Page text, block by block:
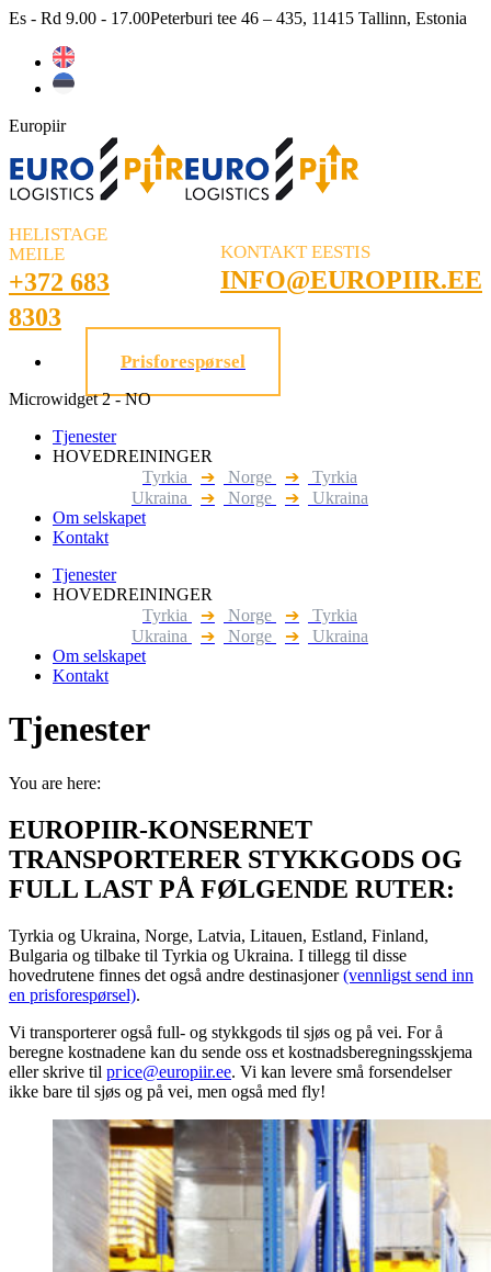
Skip
content
Es - Rd 9.00 - 17.00Peterburi tee 46 – 435, 11415 Tallinn, Estonia
Europiir
HELISTAGE
MEILE
+372 683
8303
KONTAKT EESTIS
INFO@EUROPIIR.EE
Prisforespørsel
Microwidget 2 - NO
Tjenester
HOVEDREININGER
Tyrkia
➔ Norge ➔
Tyrkia
Ukraina
➔ Norge ➔
Ukraina
Om selskapet
Kontakt
Tjenester
HOVEDREININGER
Tyrkia
➔ Norge ➔
Tyrkia
Ukraina
➔ Norge ➔
Ukraina
Om selskapet
Kontakt
Tjenester
You are here:
EUROPIIR-KONSERNET
TRANSPORTERER STYKKGODS OG
FULL LAST PÅ FØLGENDE RUTER:
Tyrkia og Ukraina, Norge, Latvia, Litauen, Estland, Finland,
Bulgaria og tilbake til Tyrkia og Ukraina. I tillegg til disse
hovedrutene finnes det også andre destinasjoner(vennligst send inn
en prisforespørsel).
Vi transporterer også full- og stykkgods til sjøs og på vei. For å
beregne kostnadene kan du sende oss et kostnadsberegningsskjema
eller skrive til ргісе@europiir.ee. Vi kan levere små forsendelser
ikke bare til sjøs og på vei, men også med fly!